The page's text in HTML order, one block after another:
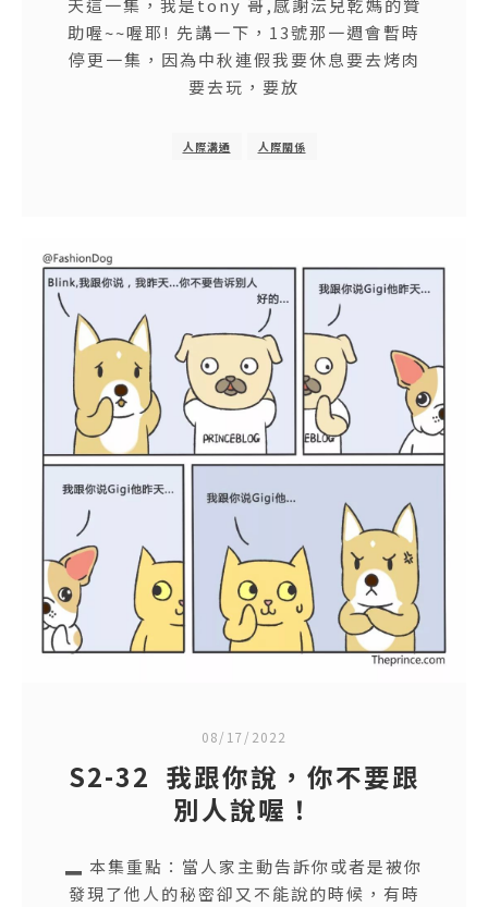
天這一集，我是tony 哥,感謝沄兒乾媽的贊
助喔~~喔耶! 先講一下，13號那一週會暫時
停更一集，因為中秋連假我要休息要去烤肉
要去玩，要放
人際溝通 人際關係
08/17/2022
S2-32 我跟你說，你不要跟
別人說喔！
▂ 本集重點：當人家主動告訴你或者是被你
發現了他人的秘密卻又不能說的時候，有時